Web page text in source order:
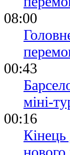
08:00
00:43
міні-
00:16